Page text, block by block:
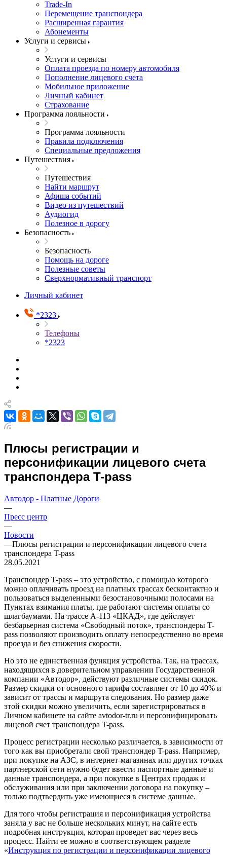
Trade-In
Перемещение транспондера
Расширенная гарантия
Абонементы
Услуги и сервисы
Услуги и сервисы
Оплата проезда по номеру автомобиля
Пополнение лицевого счета
Мобильное приложение
Личный кабинет
Страхование
Программа лояльности
Программа лояльности
Правила подключения
Специальные предложения
Путешествия
Путешествия
Найти маршрут
Афиша событий
Видео из путешествий
Аудиогид
Полезное в дорогу
Безопасность
Безопасность
Помощь на дороге
Полезные советы
Сверхнормативный транспорт
Личный кабинет
*2323
Телефоны
*2323
Плюсы регистрации и
персонификации лицевого счета
транспондера T-pass
Автодор - Платные Дороги
—
Пресс центр
—
Новости
—Плюсы регистрации и персонификации лицевого счета
транспондера T-pass
28.05.2021
Транспондер T-pass – это устройство, с помощью которого
можно оплачивать проезд на платных трассах бесконтактно и
пользоваться выделенными безостановочными полосами на
Пунктах взимания платы, где работают системы оплаты со
шлагбаумами. На трассе А-113 «ЦКАД», где действует
безбарьерная система «Свободный поток», транспондеры T-
pass позволяют производить оплату непосредственно во время
проезда и без снижения скорости.
Но это не единственная функция устройства. Так, на трассах,
находящихся в доверительном управлении Государственной
компании «Автодор», действуют различные системы скидок.
Размер скидки от основного тарифа составляет от 10 до 40% и
зависит от трассы и маршрута следования. Но размер даже
этой скидки можно увеличить, если зарегистрироваться в
Личном кабинете на сайте avtodor-tr.ru и персонифицировать
лицевой счет транспондера T-pass.
Процесс регистрации несколько различается, в зависимости от
того как вы приобретали свой транспондер T-pass. Например,
при покупке на АЗС, в интернет-магазинах или других точках
партнерской сети нужно будет ввести паспортные данные и
данные транспондера, а при покупке в Центрах продаж и
обслуживания или при заключении договора на покупку –
только подтвердить уже имеющиеся в системе данные.
Для того чтобы регистрация и персонификация устройства
заняла у вас не больше нескольких минут, на сайте есть
подробная инструкция, которая проведет вас через весь
процесс. Найти ее можно в соответствующем разделе
«Инструкция по регистрации и персонификации лицевого